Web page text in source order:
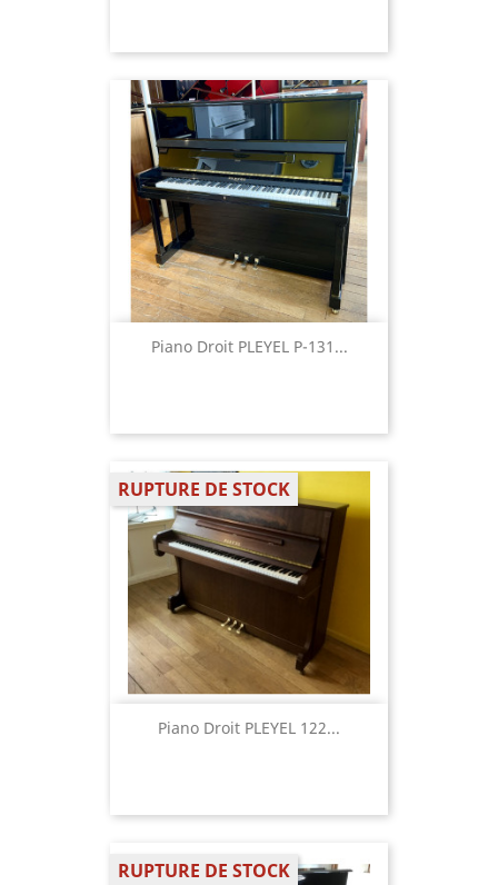
Piano Droit PLEYEL P-131...
Piano Droit PLEYEL 122...
RUPTURE DE STOCK
RUPTURE DE STOCK